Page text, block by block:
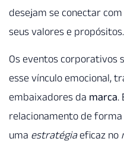
desejam se conectar com
seus valores e propósitos.
Os eventos corporativos
esse vínculo emocional,
embaixadores da marca.
relacionamento de
uma estratégiaeficaz no